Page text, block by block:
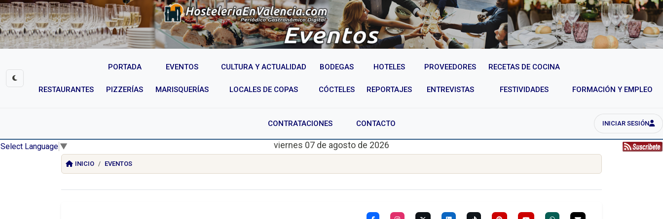
PORTADA EVENTOS CULTURA Y ACTUALIDAD BODEGAS HOTELES PROVEEDORES RECETAS DE COCINA
RESTAURANTES PIZZERÍAS MARISQUERÍAS LOCALES DE COPAS CÓCTELES REPORTAJES ENTREVISTAS FESTIVIDADES FORMACIÓN Y EMPLEO
CONTRATACIONES CONTACTO INICIAR SESIÓN
Select Language ▼ viernes 07 de agosto de 2026
INICIO EVENTOS